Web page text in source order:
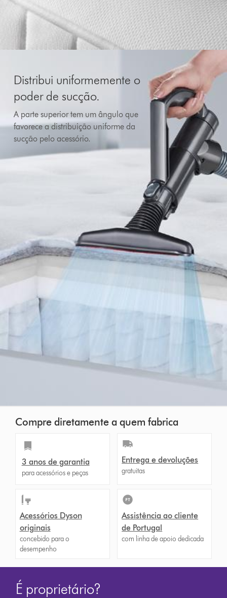
Distribui uniformemente o
poder de sucção.
A parte superior tem um ângulo que
favorece a distribuição uniforme da
sucção pelo acessório.
Compre diretamente a quem fabrica
3 anos de garantia
para acessórios e peças
Entrega e devoluções
gratuitas
Acessórios Dyson
originais
concebido para o
desempenho
Assistência ao cliente
de Portugal
com linha de apoio dedicada
É proprietário?